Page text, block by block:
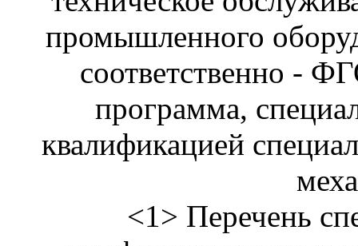
промышленного
соответственно -
программа,
квалификацией
<1> Перечень